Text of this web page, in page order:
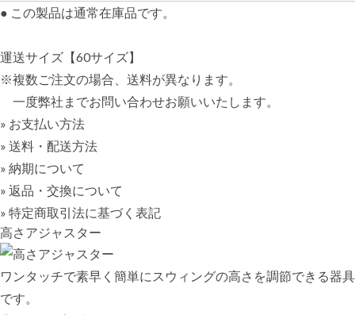
● この製品は通常在庫品です。
運送サイズ【60サイズ】
※複数ご注文の場合、送料が異なります。
一度弊社までお問い合わせお願いいたします。
» お支払い方法
» 送料・配送方法
» 納期について
» 返品・交換について
» 特定商取引法に基づく表記
高さアジャスター
ワンタッチで素早く簡単にスウィングの高さを調節できる器具
です。